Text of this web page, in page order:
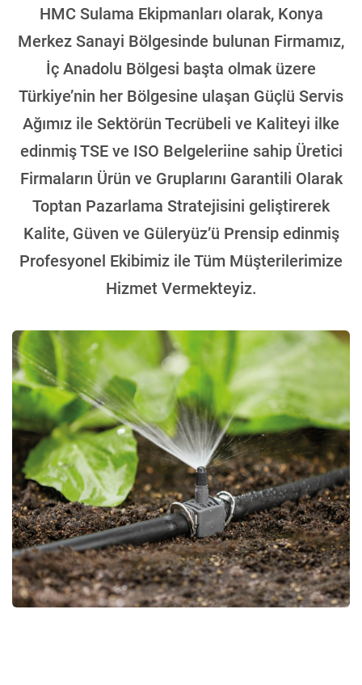
HMC Sulama Ekipmanları olarak, Konya
Merkez Sanayi Bölgesinde bulunan Firmamız,
İç Anadolu Bölgesi başta olmak üzere
Türkiye’nin her Bölgesine ulaşan Güçlü Servis
Ağımız ile Sektörün Tecrübeli ve Kaliteyi ilke
edinmiş TSE ve ISO Belgeleriine sahip Üretici
Firmaların Ürün ve Gruplarını Garantili Olarak
Toptan Pazarlama Stratejisini geliştirerek
Kalite, Güven ve Güleryüz’ü Prensip edinmiş
Profesyonel Ekibimiz ile Tüm Müşterilerimize
Hizmet Vermekteyiz.